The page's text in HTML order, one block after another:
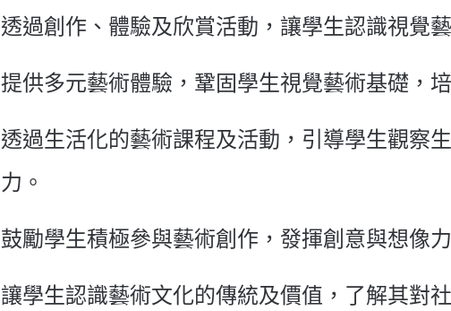
透過創作、體驗及欣賞活動，讓學生認識視覺
提供多元藝術體驗，鞏固學生視覺藝術基礎，
透過生活化的藝術課程及活動，引導學生觀察
力。
鼓勵學生積極參與藝術創作，發揮創意與想像
讓學生認識藝術文化的傳統及價值，了解其對